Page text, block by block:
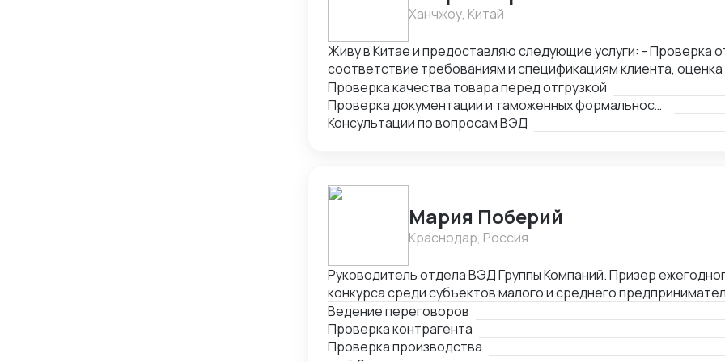
Ханчжоу, Китай
Живу в Китае и предоставляю следующие услуги: - Проверка
соответствие требованиям и спецификациям клиента,
документации и упаковки товара. - Проверка соответствия
транспортным нормам. - Консультации по вопросам импорта и
Проверка качества товара перед отгрузкой
Проверка документации и таможенных формальностей
Консультации по вопросам ВЭД
Мария Поберий
Краснодар, Россия
Руководитель отдела ВЭД Группы Компаний. Призер
конкурса среди субъектов малого и среднего
года» в Краснодарском крае. 17 лет в импорте, экспорте, белом ВЭД.
000 часов успешных переговоров онлайн и офлайн, устных и
поставщиками и потенциальными Покупателями на
Ведение переговоров
Проверка контрагента
Проверка производства